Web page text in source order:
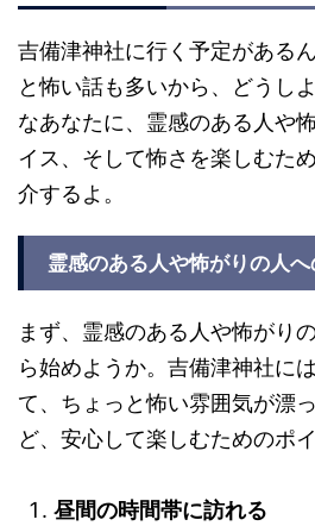
吉備津神社に行く予定がある
と怖い話も多いから、どうし
なあなたに、霊感のある人や
イス、そして怖さを楽しむた
介するよ。
霊感のある人や怖がりの人
まず、霊感のある人や怖がり
ら始めようか。吉備津神社に
て、ちょっと怖い雰囲気が漂
ど、安心して楽しむためのポ
昼間の時間帯に訪れる